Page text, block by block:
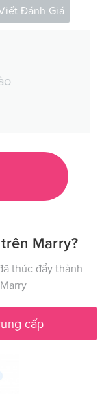
Đánh Giá
Marry?
thúc đẩy thành
cấp